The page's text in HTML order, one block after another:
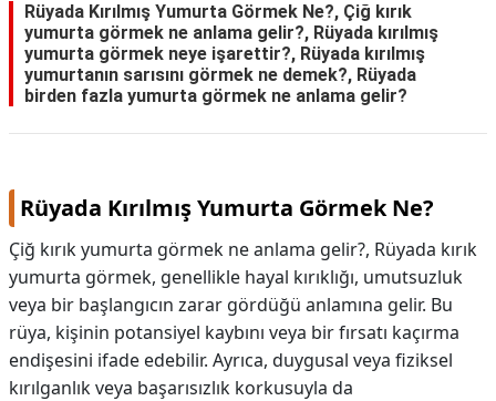
Rüyada Kırılmış Yumurta Görmek Ne?, Çiğ kırık
yumurta görmek ne anlama gelir?, Rüyada kırılmış
yumurta görmek neye işarettir?, Rüyada kırılmış
yumurtanın sarısını görmek ne demek?, Rüyada
birden fazla yumurta görmek ne anlama gelir?
Rüyada Kırılmış Yumurta Görmek Ne?
Çiğ kırık yumurta görmek ne anlama gelir?, Rüyada kırık
yumurta görmek, genellikle hayal kırıklığı, umutsuzluk
veya bir başlangıcın zarar gördüğü anlamına gelir. Bu
rüya, kişinin potansiyel kaybını veya bir fırsatı kaçırma
endişesini ifade edebilir. Ayrıca, duygusal veya fiziksel
kırılganlık veya başarısızlık korkusuyla da